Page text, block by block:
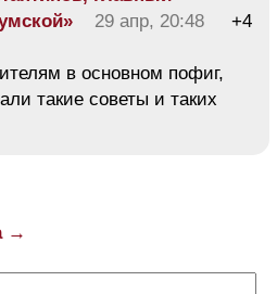
29 апр, 20:48 +4
в основном пофиг,
такие советы и таких
→